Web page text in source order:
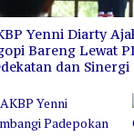
Yenni Diarty
Bareng Lewat
dan Sinergi